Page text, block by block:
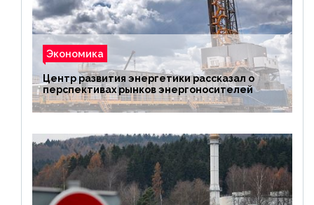
Экономика
Центр развития энергетики рассказал о
перспективах рынков энергоносителей